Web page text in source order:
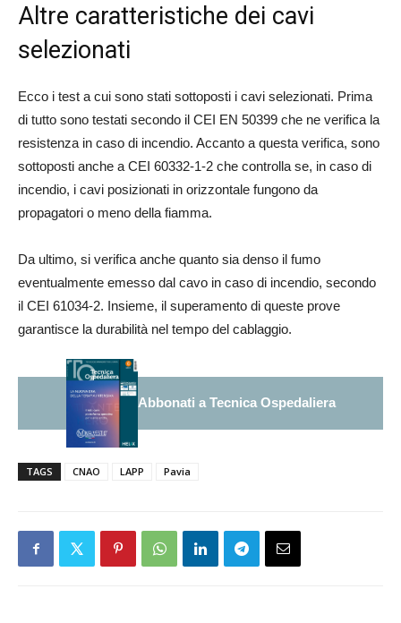
Altre caratteristiche dei cavi
selezionati
Ecco i test a cui sono stati sottoposti i cavi selezionati. Prima
di tutto sono testati secondo il CEI EN 50399 che ne verifica la
resistenza in caso di incendio. Accanto a questa verifica, sono
sottoposti anche a CEI 60332-1-2 che controlla se, in caso di
incendio, i cavi posizionati in orizzontale fungono da
propagatori o meno della fiamma.
Da ultimo, si verifica anche quanto sia denso il fumo
eventualmente emesso dal cavo in caso di incendio, secondo
il CEI 61034-2. Insieme, il superamento di queste prove
garantisce la durabilità nel tempo del cablaggio.
Abbonati a Tecnica Ospedaliera
TAGS CNAO LAPP Pavia